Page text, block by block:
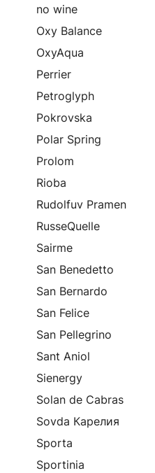
no wine
Oxy Balance
OxyAqua
Perrier
Petroglyph
Pokrovska
Polar Spring
Prolom
Rioba
Rudolfuv Pramen
RusseQuelle
Sairme
San Benedetto
San Bernardo
San Felice
San Pellegrino
Sant Aniol
Sienergy
Solan de Cabras
Sovda Карелия
Sporta
Sportinia